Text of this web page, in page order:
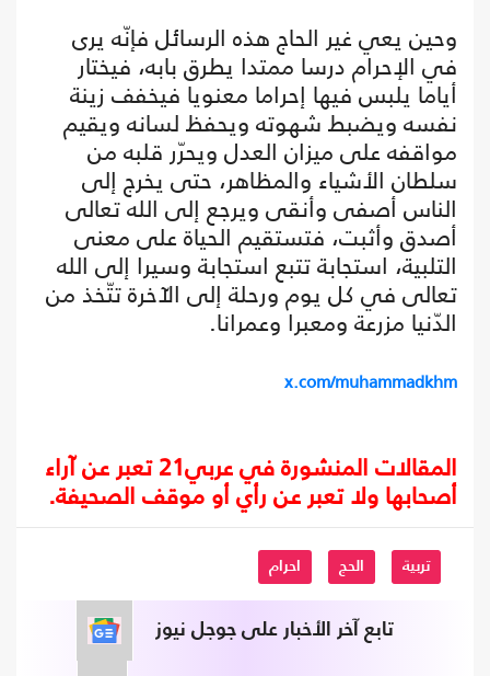
وحين يعي غير الحاج هذه الرسائل فإنّه يرى
في الإحرام درسا ممتدا يطرق بابه، فيختار
أياما يلبس فيها إحراما معنويا فيخفف زينة
نفسه ويضبط شهوته ويحفظ لسانه ويقيم
مواقفه على ميزان العدل ويحرّر قلبه من
سلطان الأشياء والمظاهر، حتى يخرج إلى
الناس أصفى وأنقى ويرجع إلى الله تعالى
أصدق وأثبت، فتستقيم الحياة على معنى
التلبية، استجابة تتبع استجابة وسيرا إلى الله
تعالى في كل يوم ورحلة إلى الآخرة تتّخذ من
الدّنيا مزرعة ومعبرا وعمرانا.
x.com/muhammadkhm
المقالات المنشورة في عربي21 تعبر عن آراء
أصحابها ولا تعبر عن رأي أو موقف الصحيفة.
تربية الحج احرام
تابع آخر الأخبار على جوجل نيوز